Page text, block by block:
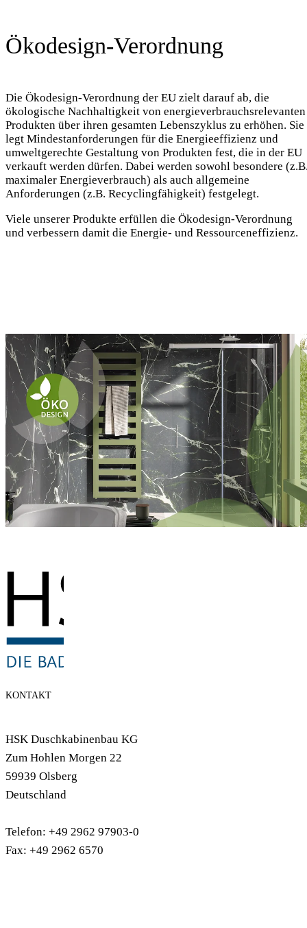
Ökodesign-Verordnung
Die Ökodesign-Verordnung der EU zielt darauf ab, die
ökologische Nachhaltigkeit von energieverbrauchsrelevanten
Produkten über ihren gesamten Lebenszyklus zu erhöhen. Sie
legt Mindestanforderungen für die Energieeffizienz und
umweltgerechte Gestaltung von Produkten fest, die in der EU
verkauft werden dürfen. Dabei werden sowohl besondere
maximaler Energieverbrauch) als auch allgemeine
Anforderungen (z.B. Recyclingfähigkeit) festgelegt.
Viele unserer Produkte erfüllen die Ökodesign-Verordnung
und verbessern damit die Energie- und Ressourceneffizienz.
KONTAKT
HSK Duschkabinenbau KG
Zum Hohlen Morgen 22
59939 Olsberg
Deutschland
Telefon: +49 2962 97903-0
Fax: +49 2962 6570